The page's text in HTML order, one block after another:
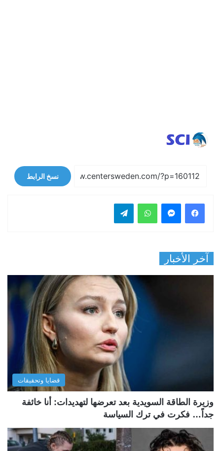
نسخ الرابط
فيسبوك واتساب
آخر الأخبار
قضايا وتحقيقات
وزيرة الطاقة السويدية بعد تعرضها لتهديدات: أنا خائفة
جداً… فكرت في ترك السياسة